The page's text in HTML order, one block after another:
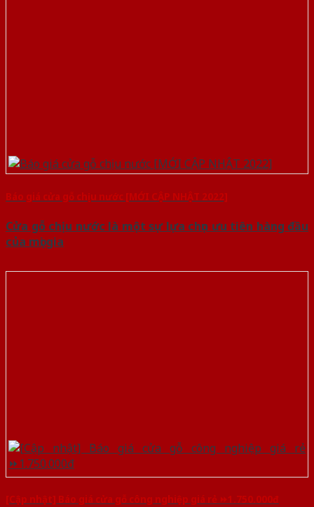
Báo giá cửa gỗ chịu nước [MỚI CẬP NHẬT 2022]
Cửa gỗ chịu nước là một sự lựa chọn ưu tiên hàng đầu
của mọi gia
[Cập nhật] Báo giá cửa gỗ công nghiệp giá rẻ ⏩1.750.000đ